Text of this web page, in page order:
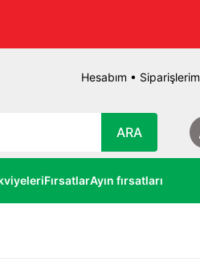
Hesabım • Siparişlerim
ARA
FırsatlarAyın fırsatları